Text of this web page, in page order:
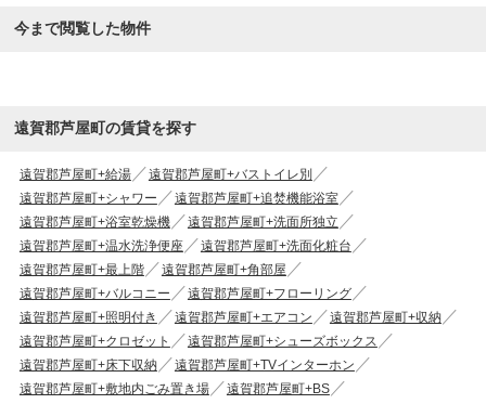
今まで閲覧した物件
遠賀郡芦屋町の賃貸を探す
遠賀郡芦屋町+給湯
遠賀郡芦屋町+バストイレ別
遠賀郡芦屋町+シャワー
遠賀郡芦屋町+追焚機能浴室
遠賀郡芦屋町+浴室乾燥機
遠賀郡芦屋町+洗面所独立
遠賀郡芦屋町+温水洗浄便座
遠賀郡芦屋町+洗面化粧台
遠賀郡芦屋町+最上階
遠賀郡芦屋町+角部屋
遠賀郡芦屋町+バルコニー
遠賀郡芦屋町+フローリング
遠賀郡芦屋町+照明付き
遠賀郡芦屋町+エアコン
遠賀郡芦屋町+収納
遠賀郡芦屋町+クロゼット
遠賀郡芦屋町+シューズボックス
遠賀郡芦屋町+床下収納
遠賀郡芦屋町+TVインターホン
遠賀郡芦屋町+敷地内ごみ置き場
遠賀郡芦屋町+BS